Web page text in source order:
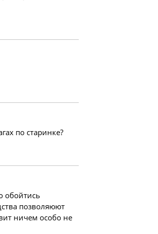
по старинке?
обойтись
позволяюют
ничем особо не